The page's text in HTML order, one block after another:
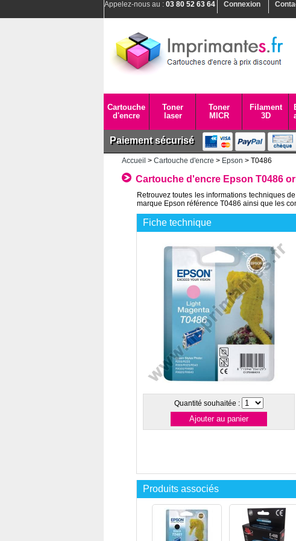
Appelez-nous au : 03 80 52 63 64 Connexion
Cartouche
d'encre
Toner
laser
Toner
MICR
Filament
3D
Paiement sécurisé
Accueil > Cartouche d'encre > Epson > T0486
Cartouche d'encre Epson T0486
Retrouvez toutes les informations techniques
marque Epson référence T0486 ainsi que les
Fiche technique
Quantité souhaitée :
Produits associés